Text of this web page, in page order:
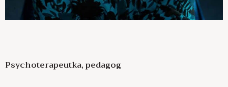
Psychoterapeutka, pedagog